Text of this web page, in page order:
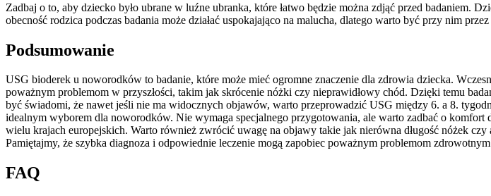
Zadbaj o to, aby dziecko było ubrane w luźne ubranka, które łatwo będzie można zdjąć przed badaniem.
obecność rodzica podczas badania może działać uspokajająco na malucha, dlatego warto być przy nim
Podsumowanie
USG bioderek u noworodków to badanie, które może mieć ogromne znaczenie dla zdrowia dziecka.
poważnym problemom w przyszłości, takim jak skrócenie nóżki czy nieprawidłowy chód. Dzięki temu
być świadomi, że nawet jeśli nie ma widocznych objawów, warto przeprowadzić USG między 6. a 8.
idealnym wyborem dla noworodków. Nie wymaga specjalnego przygotowania, ale warto zadbać o
wielu krajach europejskich. Warto również zwrócić uwagę na objawy takie jak nierówna długość nóżek
Pamiętajmy, że szybka diagnoza i odpowiednie leczenie mogą zapobiec poważnym problemom
FAQ